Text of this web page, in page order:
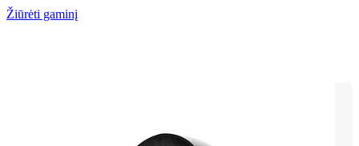
Žiūrėti gaminį